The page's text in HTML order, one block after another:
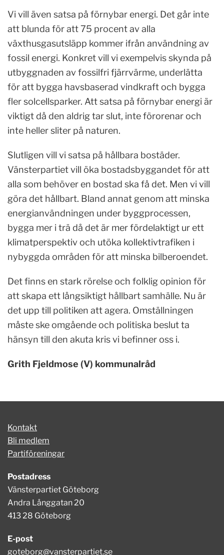
Vi vill även satsa på förnybar energi. Det går inte
att blunda för att 75 procent av alla
växthusgasutsläpp kommer ifrån användning av
fossil energi. Konkret vill vi exempelvis skynda på
utbyggnaden av fossilfri fjärrvärme, underlätta
för att bygga havsbaserad vindkraft och bygga
fler solcellsparker. Att satsa på förnybar energi är
viktigt då den aldrig tar slut, inte förorenar och
inte heller sliter på naturen.
Slutligen vill vi satsa på hållbara bostäder.
Vänsterpartiet vill öka bostadsbyggandet för att
alla som behöver en bostad ska få det. Men vi vill
göra det hållbart. Bland annat genom att minska
energianvändningen under byggprocessen,
bygga mer i trä då det är mer fördelaktigt ur ett
klimatperspektiv och utöka kollektivtrafiken i
nybyggda områden för att minska bilberoendet.
Det finns en stark rörelse och folklig opinion för
att skapa ett långsiktigt hållbart samhälle. Nu är
det upp till politiken att agera. Omställningen
måste ske omgående och politiska beslut ta
hänsyn till den akuta kris vi befinner oss i.
Grith Fjeldmose (V) kommunalråd
Kontakt
Bli medlem
Partiföreningar
Postadress
Vänsterpartiet Göteborg
Andra Långgatan 20
413 28 Göteborg
E-post
goteborg@vansterpartiet.se